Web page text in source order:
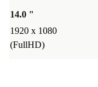
gratuita
: prova il
calma.
14.0 "
1920 x 1080
(FullHD)